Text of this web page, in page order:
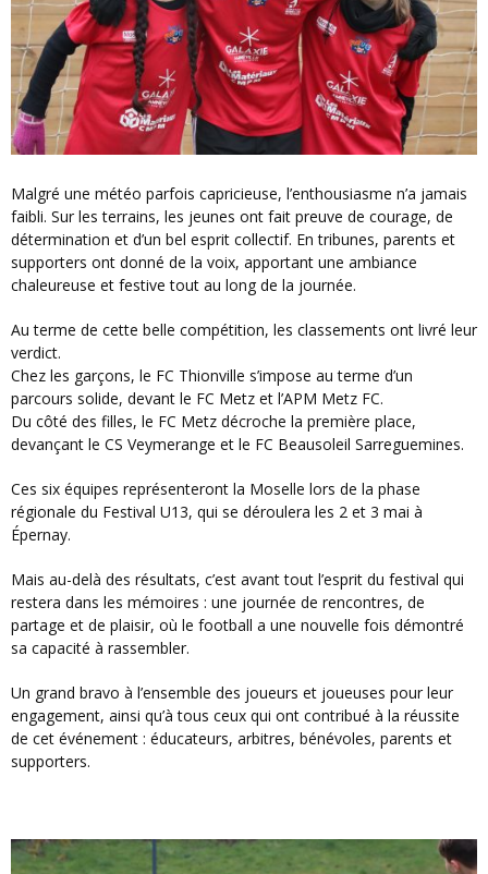
Malgré une météo parfois capricieuse, l’enthousiasme n’a jamais
faibli. Sur les terrains, les jeunes ont fait preuve de courage, de
détermination et d’un bel esprit collectif. En tribunes, parents et
supporters ont donné de la voix, apportant une ambiance
chaleureuse et festive tout au long de la journée.
Au terme de cette belle compétition, les classements ont livré leur
verdict.
Chez les garçons, le FC Thionville s’impose au terme d’un
parcours solide, devant le FC Metz et l’APM Metz FC.
Du côté des filles, le FC Metz décroche la première place,
devançant le CS Veymerange et le FC Beausoleil Sarreguemines.
Ces six équipes représenteront la Moselle lors de la phase
régionale du Festival U13, qui se déroulera les 2 et 3 mai à
Épernay.
Mais au-delà des résultats, c’est avant tout l’esprit du festival qui
restera dans les mémoires : une journée de rencontres, de
partage et de plaisir, où le football a une nouvelle fois démontré
sa capacité à rassembler.
Un grand bravo à l’ensemble des joueurs et joueuses pour leur
engagement, ainsi qu’à tous ceux qui ont contribué à la réussite
de cet événement : éducateurs, arbitres, bénévoles, parents et
supporters.